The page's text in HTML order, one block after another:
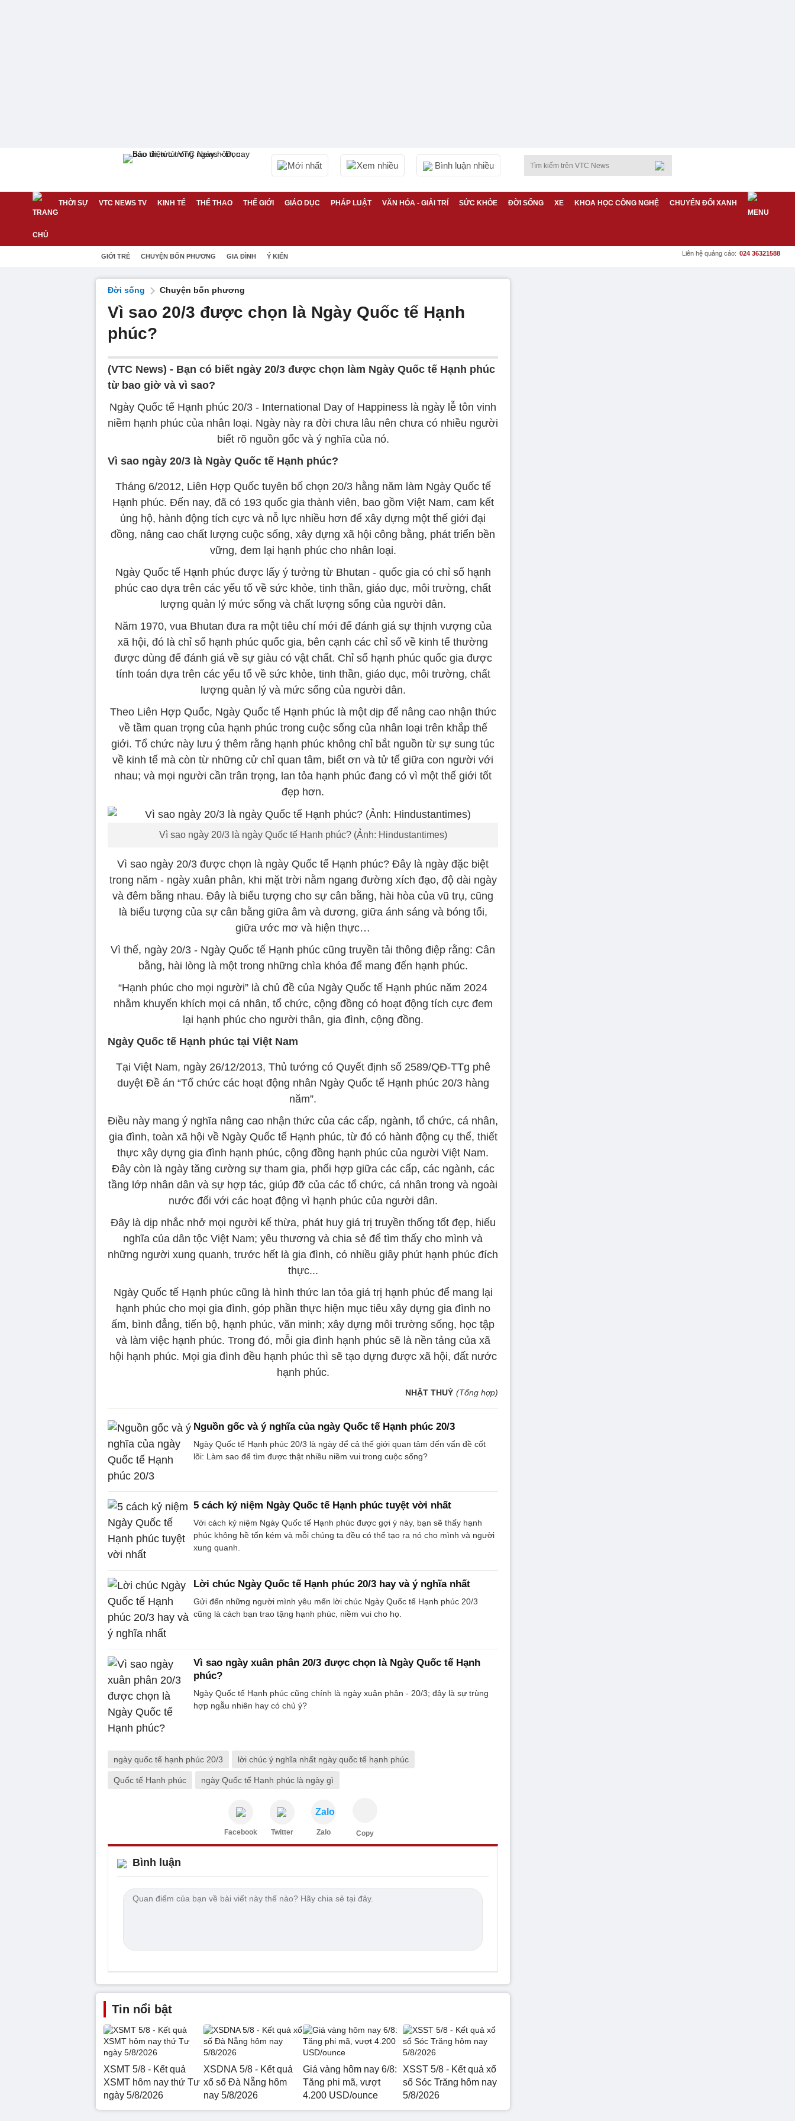
Mới nhất Xem nhiều Bình luận nhiều
THỜI SỰ VTC NEWS TV KINH TẾ THỂ THAO THẾ GIỚI GIÁO DỤC PHÁP LUẬT VĂN HÓA - GIẢI TRÍ SỨC KHỎE ĐỜI SỐNG XE KHOA HỌC CÔNG NGHỆ CHUYỂN ĐỔI XANH
GIỚI TRẺ CHUYỆN BỐN PHƯƠNG GIA ĐÌNH Ý KIẾN Liên hệ quảng cáo: 024 36321588
Đời sống Chuyện bốn phương
Vì sao 20/3 được chọn là Ngày Quốc tế Hạnh
phúc?
(VTC News) - Bạn có biết ngày 20/3 được chọn làm Ngày Quốc tế Hạnh phúc
từ bao giờ và vì sao?
Ngày Quốc tế Hạnh phúc 20/3 - International Day of Happiness là ngày lễ tôn vinh
niềm hạnh phúc của nhân loại. Ngày này ra đời chưa lâu nên chưa có nhiều người
biết rõ nguồn gốc và ý nghĩa của nó.
Vì sao ngày 20/3 là Ngày Quốc tế Hạnh phúc?
Tháng 6/2012, Liên Hợp Quốc tuyên bố chọn 20/3 hằng năm làm Ngày Quốc tế
Hạnh phúc. Đến nay, đã có 193 quốc gia thành viên, bao gồm Việt Nam, cam kết
ủng hộ, hành động tích cực và nỗ lực nhiều hơn để xây dựng một thế giới đại
đồng, nâng cao chất lượng cuộc sống, xây dựng xã hội công bằng, phát triển bền
vững, đem lại hạnh phúc cho nhân loại.
Ngày Quốc tế Hạnh phúc được lấy ý tưởng từ Bhutan - quốc gia có chỉ số hạnh
phúc cao dựa trên các yếu tố về sức khỏe, tinh thần, giáo dục, môi trường, chất
lượng quản lý mức sống và chất lượng sống của người dân.
Năm 1970, vua Bhutan đưa ra một tiêu chí mới để đánh giá sự thịnh vượng của
xã hội, đó là chỉ số hạnh phúc quốc gia, bên cạnh các chỉ số về kinh tế thường
được dùng để đánh giá về sự giàu có vật chất. Chỉ số hạnh phúc quốc gia được
tính toán dựa trên các yếu tố về sức khỏe, tinh thần, giáo dục, môi trường, chất
lượng quản lý và mức sống của người dân.
Theo Liên Hợp Quốc, Ngày Quốc tế Hạnh phúc là một dịp để nâng cao nhận thức
về tầm quan trọng của hạnh phúc trong cuộc sống của nhân loại trên khắp thế
giới. Tổ chức này lưu ý thêm rằng hạnh phúc không chỉ bắt nguồn từ sự sung túc
về kinh tế mà còn từ những cử chỉ quan tâm, biết ơn và tử tế giữa con người với
nhau; và mọi người cần trân trọng, lan tỏa hạnh phúc đang có vì một thế giới tốt
đẹp hơn.
Vì sao ngày 20/3 là ngày Quốc tế Hạnh phúc? (Ảnh: Hindustantimes)
Vì sao ngày 20/3 được chọn là ngày Quốc tế Hạnh phúc? Đây là ngày đặc biệt
trong năm - ngày xuân phân, khi mặt trời nằm ngang đường xích đạo, độ dài ngày
và đêm bằng nhau. Đây là biểu tượng cho sự cân bằng, hài hòa của vũ trụ, cũng
là biểu tượng của sự cân bằng giữa âm và dương, giữa ánh sáng và bóng tối,
giữa ước mơ và hiện thực…
Vì thế, ngày 20/3 - Ngày Quốc tế Hạnh phúc cũng truyền tải thông điệp rằng: Cân
bằng, hài lòng là một trong những chìa khóa để mang đến hạnh phúc.
“Hạnh phúc cho mọi người” là chủ đề của Ngày Quốc tế Hạnh phúc năm 2024
nhằm khuyến khích mọi cá nhân, tổ chức, cộng đồng có hoạt động tích cực đem
lại hạnh phúc cho người thân, gia đình, cộng đồng.
Ngày Quốc tế Hạnh phúc tại Việt Nam
Tại Việt Nam, ngày 26/12/2013, Thủ tướng có Quyết định số 2589/QĐ-TTg phê
duyệt Đề án “Tổ chức các hoạt động nhân Ngày Quốc tế Hạnh phúc 20/3 hàng
năm”.
Điều này mang ý nghĩa nâng cao nhận thức của các cấp, ngành, tổ chức, cá nhân,
gia đình, toàn xã hội về Ngày Quốc tế Hạnh phúc, từ đó có hành động cụ thể, thiết
thực xây dựng gia đình hạnh phúc, cộng đồng hạnh phúc của người Việt Nam.
Đây còn là ngày tăng cường sự tham gia, phối hợp giữa các cấp, các ngành, các
tầng lớp nhân dân và sự hợp tác, giúp đỡ của các tổ chức, cá nhân trong và ngoài
nước đối với các hoạt động vì hạnh phúc của người dân.
Đây là dịp nhắc nhở mọi người kế thừa, phát huy giá trị truyền thống tốt đẹp, hiếu
nghĩa của dân tộc Việt Nam; yêu thương và chia sẻ để tìm thấy cho mình và
những người xung quanh, trước hết là gia đình, có nhiều giây phút hạnh phúc đích
thực...
Ngày Quốc tế Hạnh phúc cũng là hình thức lan tỏa giá trị hạnh phúc để mang lại
hạnh phúc cho mọi gia đình, góp phần thực hiện mục tiêu xây dựng gia đình no
ấm, bình đẳng, tiến bộ, hạnh phúc, văn minh; xây dựng môi trường sống, học tập
và làm việc hạnh phúc. Trong đó, mỗi gia đình hạnh phúc sẽ là nền tảng của xã
hội hạnh phúc. Mọi gia đình đều hạnh phúc thì sẽ tạo dựng được xã hội, đất nước
hạnh phúc.
NHẬT THUỲ (Tổng hợp)
Nguồn gốc và ý nghĩa của ngày Quốc tế Hạnh phúc 20/3
Ngày Quốc tế Hạnh phúc 20/3 là ngày để cả thế giới quan tâm đến vấn đề cốt
lõi: Làm sao để tìm được thật nhiều niềm vui trong cuộc sống?
5 cách kỷ niệm Ngày Quốc tế Hạnh phúc tuyệt vời nhất
Với cách kỷ niệm Ngày Quốc tế Hạnh phúc được gợi ý này, bạn sẽ thấy hạnh
phúc không hề tốn kém và mỗi chúng ta đều có thể tạo ra nó cho mình và người
xung quanh.
Lời chúc Ngày Quốc tế Hạnh phúc 20/3 hay và ý nghĩa nhất
Gửi đến những người mình yêu mến lời chúc Ngày Quốc tế Hạnh phúc 20/3
cũng là cách bạn trao tặng hạnh phúc, niềm vui cho họ.
Vì sao ngày xuân phân 20/3 được chọn là Ngày Quốc tế Hạnh
phúc?
Ngày Quốc tế Hạnh phúc cũng chính là ngày xuân phân - 20/3; đây là sự trùng
hợp ngẫu nhiên hay có chủ ý?
ngày quốc tế hạnh phúc 20/3 lời chúc ý nghĩa nhất ngày quốc tế hạnh phúc
Quốc tế Hạnh phúc ngày Quốc tế Hạnh phúc là ngày gì
Facebook Twitter
Zalo
Zalo Copy
Bình luận
Tin nổi bật
XSMT 5/8 - Kết quả
XSMT hôm nay thứ Tư
ngày 5/8/2026
XSDNA 5/8 - Kết quả
xổ số Đà Nẵng hôm
nay 5/8/2026
Giá vàng hôm nay 6/8:
Tăng phi mã, vượt
4.200 USD/ounce
XSST 5/8 - Kết quả xổ
số Sóc Trăng hôm nay
5/8/2026